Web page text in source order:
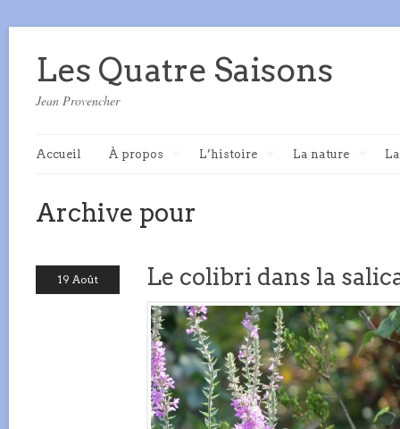
Les Quatre Saisons
Jean Provencher
Accueil À propos L’histoire La nature
Archive pour
19 Août Le colibri dans la